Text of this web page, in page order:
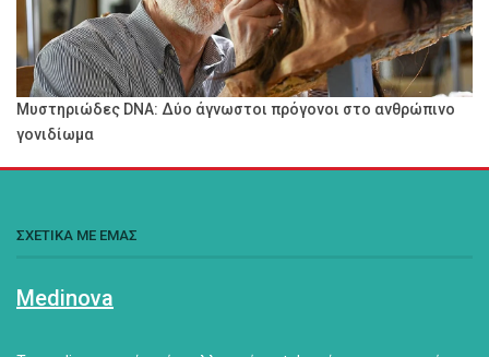
Μυστηριώδες DNA: Δύο άγνωστοι πρόγονοι στο ανθρώπινο
γονιδίωμα
ΣΧΕΤΙΚΑ ΜΕ ΕΜΑΣ
Medinova